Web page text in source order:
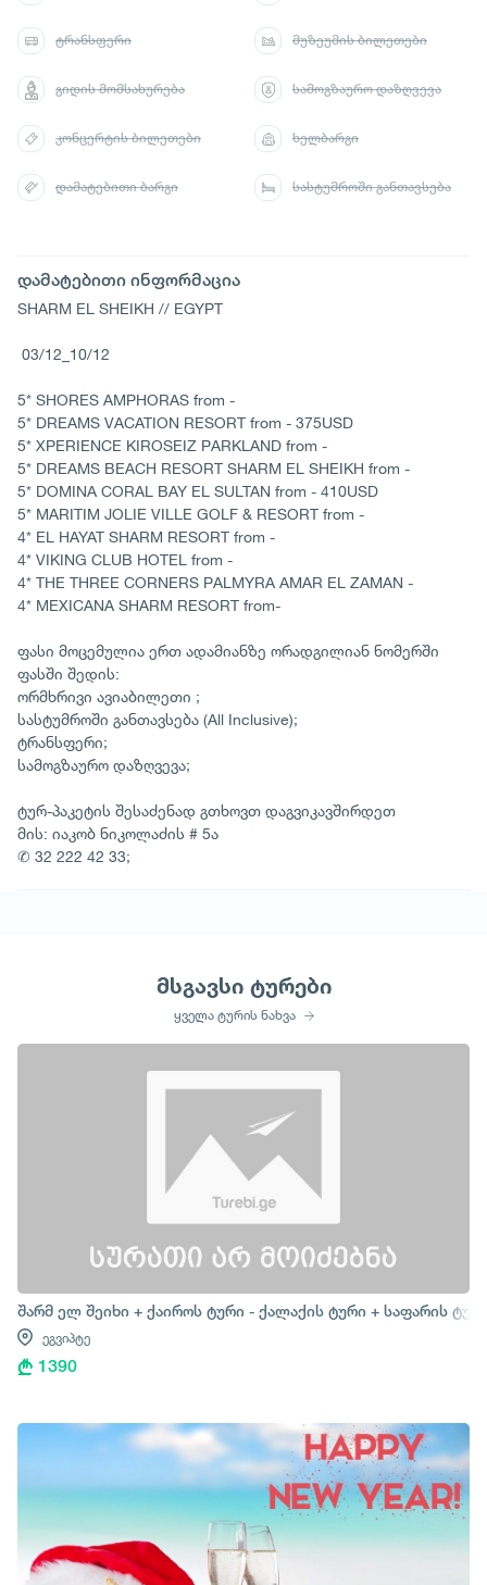
დამატებითი ინფორმაცია
SHARM EL SHEIKH // EGYPT
03/12_10/12
5* SHORES AMPHORAS from -
5* DREAMS VACATION RESORT from - 375USD
5* XPERIENCE KIROSEIZ PARKLAND from -
5* DREAMS BEACH RESORT SHARM EL SHEIKH from -
5* DOMINA CORAL BAY EL SULTAN from - 410USD
5* MARITIM JOLIE VILLE GOLF & RESORT from -
4* EL HAYAT SHARM RESORT from -
4* VIKING CLUB HOTEL from -
4* THE THREE CORNERS PALMYRA AMAR EL ZAMAN -
4* MEXICANA SHARM RESORT from-
ფასი მოცემულია ერთ ადამიანზე ორადგილიან ნომერში
ფასში შედის:
ორმხრივი ავიაბილეთი ;
სასტუმროში განთავსება (All Inclusive);
ტრანსფერი;
სამოგზაურო დაზღვევა;
ტურ-პაკეტის შესაძენად გთხოვთ დაგვიკავშირდეთ
მის: იაკობ ნიკოლაძის # 5ა
✆ 32 222 42 33;
ტრანსფერი მუზეუმის ბილეთები
გიდის მომსახურება სამოგზაურო დაზღვევა
კონცერტის ბილეთები ხელბარგი
დამატებითი ბარგი სასტუმროში განთავსება
მსგავსი ტურები
ყველა ტურის ნახვა
შარმ ელ შეიხი + ქაიროს ტური - ქალაქის ტური + საფარის
ეგვიპტე
1390